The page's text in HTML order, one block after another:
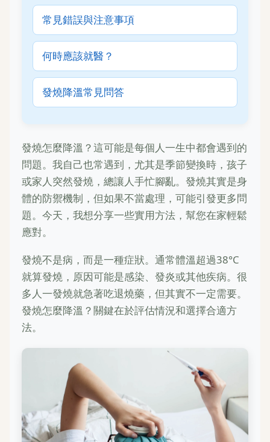
常見錯誤與注意事項
何時應該就醫？
發燒降溫常見問答
發燒怎麼降溫？這可能是每個人一生中都會遇到的
問題。我自己也常遇到，尤其是季節變換時，孩子
或家人突然發燒，總讓人手忙腳亂。發燒其實是身
體的防禦機制，但如果不當處理，可能引發更多問
題。今天，我想分享一些實用方法，幫您在家輕鬆
應對。
發燒不是病，而是一種症狀。通常體溫超過38°C
就算發燒，原因可能是感染、發炎或其他疾病。很
多人一發燒就急著吃退燒藥，但其實不一定需要。
發燒怎麼降溫？關鍵在於評估情況和選擇合適方
法。